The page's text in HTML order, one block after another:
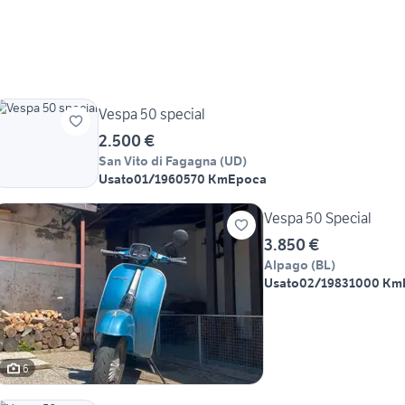
Vespa 50 special
2.500 €
San Vito di Fagagna (UD)
Usato01/1960570 KmEpoca
6
Vespa 50 Special
3.850 €
Alpago (BL)
Usato02/19831000 Km